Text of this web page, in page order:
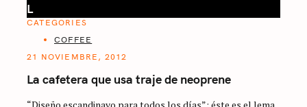
L
CATEGORIES
COFFEE
21 NOVIEMBRE, 2012
La cafetera que usa traje de neoprene